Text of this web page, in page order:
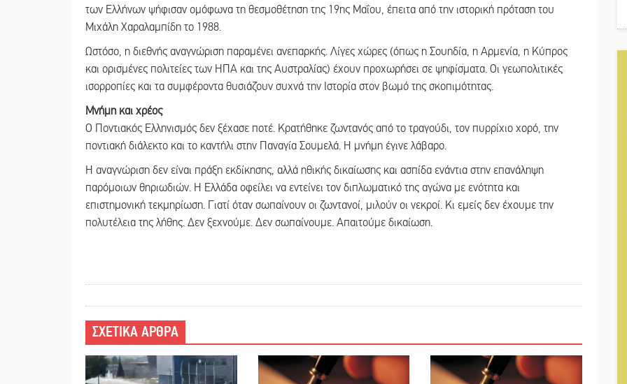
των Ελλήνων ψήφισαν ομόφωνα τη θεσμοθέτηση της 19ης Μαΐου, έπειτα από την ιστορική πρόταση του
Μιχάλη Χαραλαμπίδη το 1988.
Ωστόσο, η διεθνής αναγνώριση παραμένει ανεπαρκής. Λίγες χώρες (όπως η Σουηδία, η Αρμενία, η Κύπρος
και ορισμένες πολιτείες των ΗΠΑ και της Αυστραλίας) έχουν προχωρήσει σε ψηφίσματα. Οι γεωπολιτικές
ισορροπίες και τα συμφέροντα θυσιάζουν συχνά την Ιστορία στον βωμό της σκοπιμότητας.
Μνήμη και χρέος
Ο Ποντιακός Ελληνισμός δεν ξέχασε ποτέ. Κρατήθηκε ζωντανός από το τραγούδι, τον πυρρίχιο χορό, την
ποντιακή διάλεκτο και το καντήλι στην Παναγία Σουμελά. Η μνήμη έγινε λάβαρο.
Η αναγνώριση δεν είναι πράξη εκδίκησης, αλλά ηθικής δικαίωσης και ασπίδα ενάντια στην επανάληψη
παρόμοιων θηριωδιών. Η Ελλάδα οφείλει να εντείνει τον διπλωματικό της αγώνα με ενότητα και
επιστημονική τεκμηρίωση. Γιατί όταν σωπαίνουν οι ζωντανοί, μιλούν οι νεκροί. Κι εμείς δεν έχουμε την
πολυτέλεια της λήθης. Δεν ξεχνούμε. Δεν σωπαίνουμε. Απαιτούμε δικαίωση.
ΣΧΕΤΙΚΑ ΑΡΘΡΑ